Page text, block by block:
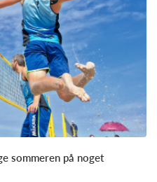
sommeren på noget